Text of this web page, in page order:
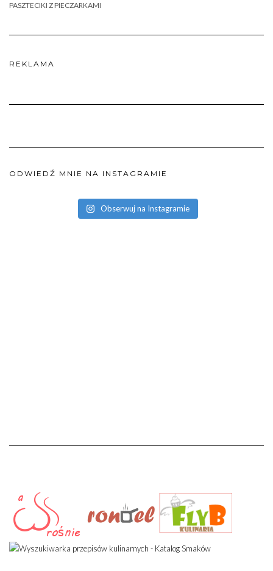
PASZTECIKI Z PIECZARKAMI
REKLAMA
ODWIEDŹ MNIE NA INSTAGRAMIE
Obserwuj na Instagramie